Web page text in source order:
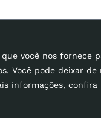
você nos fornece
Você pode deixar de
informações, confira